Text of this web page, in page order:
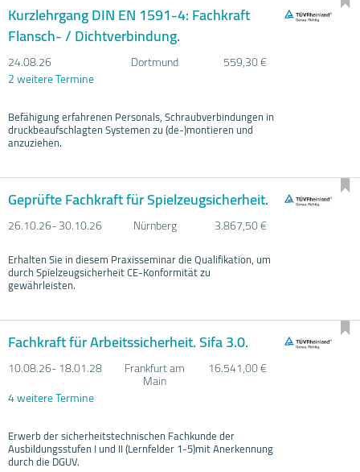
Kurzlehrgang DIN EN 1591-4: Fachkraft
Flansch- / Dichtverbindung.
24.08.26 Dortmund
559,30 €
2 weitere Termine
Befähigung erfahrenen Personals, Schraubverbindungen in
druckbeaufschlagten Systemen zu (de-)montieren und
anzuziehen.
Geprüfte Fachkraft für Spielzeugsicherheit.
26.10.26- 30.10.26 Nürnberg 3.867,50 €
Erhalten Sie in diesem Praxisseminar die Qualifikation, um
durch Spielzeugsicherheit CE-Konformität zu
gewährleisten.
Fachkraft für Arbeitssicherheit. Sifa 3.0.
10.08.26- 18.01.28 Frankfurt am
Main
16.541,00 €
4 weitere Termine
Erwerb der sicherheitstechnischen Fachkunde der
Ausbildungsstufen I und II (Lernfelder 1-5)mit Anerkennung
durch die DGUV.